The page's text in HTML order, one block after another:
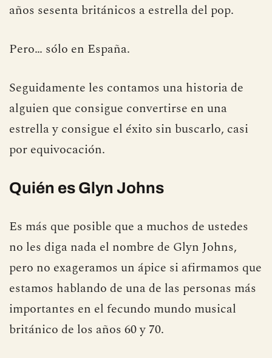
años sesenta británicos a estrella del pop.
Pero… sólo en España.
Seguidamente les contamos una historia de
alguien que consigue convertirse en una
estrella y consigue el éxito sin buscarlo, casi
por equivocación.
Quién es Glyn Johns
Es más que posible que a muchos de ustedes
no les diga nada el nombre de Glyn Johns,
pero no exageramos un ápice si afirmamos que
estamos hablando de una de las personas más
importantes en el fecundo mundo musical
británico de los años 60 y 70.